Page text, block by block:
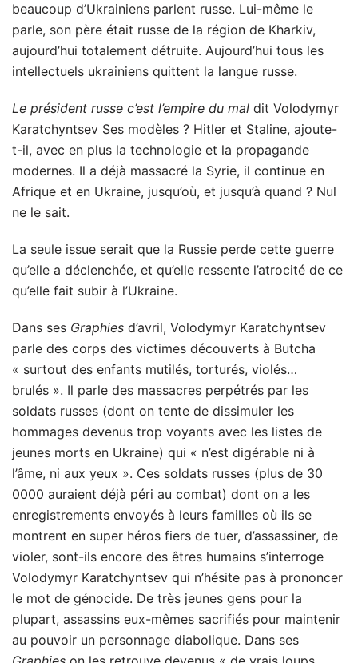
beaucoup d’Ukrainiens parlent russe. Lui-même le
parle, son père était russe de la région de Kharkiv,
aujourd’hui totalement détruite. Aujourd’hui tous les
intellectuels ukrainiens quittent la langue russe.
Le président russe c’est l’empire du mal dit Volodymyr
Karatchyntsev Ses modèles ? Hitler et Staline, ajoute-
t-il, avec en plus la technologie et la propagande
modernes. Il a déjà massacré la Syrie, il continue en
Afrique et en Ukraine, jusqu’où, et jusqu’à quand ? Nul
ne le sait.
La seule issue serait que la Russie perde cette guerre
qu’elle a déclenchée, et qu’elle ressente l’atrocité de ce
qu’elle fait subir à l’Ukraine.
Dans ses Graphies d’avril, Volodymyr Karatchyntsev
parle des corps des victimes découverts à Butcha
« surtout des enfants mutilés, torturés, violés…
brulés ». Il parle des massacres perpétrés par les
soldats russes (dont on tente de dissimuler les
hommages devenus trop voyants avec les listes de
jeunes morts en Ukraine) qui « n’est digérable ni à
l’âme, ni aux yeux ». Ces soldats russes (plus de 30
0000 auraient déjà péri au combat) dont on a les
enregistrements envoyés à leurs familles où ils se
montrent en super héros fiers de tuer, d’assassiner, de
violer, sont-ils encore des êtres humains s’interroge
Volodymyr Karatchyntsev qui n’hésite pas à prononcer
le mot de génocide. De très jeunes gens pour la
plupart, assassins eux-mêmes sacrifiés pour maintenir
au pouvoir un personnage diabolique. Dans ses